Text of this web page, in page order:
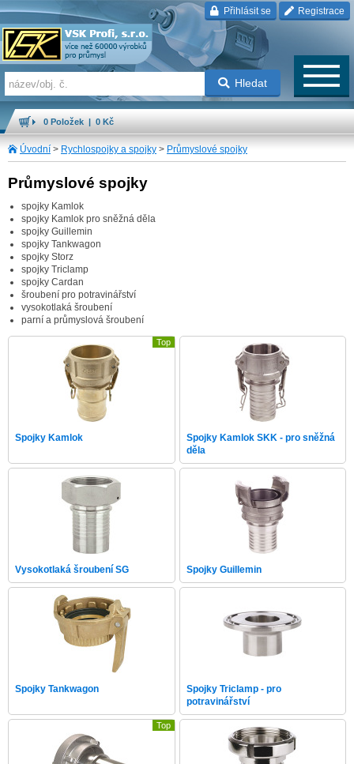
Přihlásit se Registrace
Hledat
0 Položek | 0 Kč
Úvodní > Rychlospojky a spojky > Průmyslové spojky
Průmyslové spojky
spojky Kamlok
spojky Kamlok pro sněžná děla
spojky Guillemin
spojky Tankwagon
spojky Storz
spojky Triclamp
spojky Cardan
šroubení pro potravinářství
vysokotlaká šroubení
parní a průmyslová šroubení
Top
Spojky Kamlok
Spojky Kamlok SKK - pro sněžná
děla
Vysokotlaká šroubení SG Spojky Guillemin
Spojky Tankwagon
Spojky Triclamp - pro
potravinářství
Top